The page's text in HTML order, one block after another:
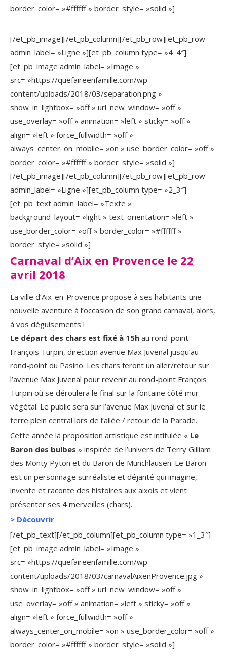
border_color= »#ffffff » border_style= »solid »]
[/et_pb_image][/et_pb_column][/et_pb_row][et_pb_row
admin_label= »Ligne »][et_pb_column type= »4_4″]
[et_pb_image admin_label= »Image »
src= »https://quefaireenfamille.com/wp-
content/uploads/2018/03/separation.png »
show_in_lightbox= »off » url_new_window= »off »
use_overlay= »off » animation= »left » sticky= »off »
align= »left » force_fullwidth= »off »
always_center_on_mobile= »on » use_border_color= »off »
border_color= »#ffffff » border_style= »solid »]
[/et_pb_image][/et_pb_column][/et_pb_row][et_pb_row
admin_label= »Ligne »][et_pb_column type= »2_3″]
[et_pb_text admin_label= »Texte »
background_layout= »light » text_orientation= »left »
use_border_color= »off » border_color= »#ffffff »
border_style= »solid »]
Carnaval d’Aix en Provence le 22
avril 2018
La ville d’Aix-en-Provence propose à ses habitants une
nouvelle aventure à l’occasion de son grand carnaval, alors,
à vos déguisements !
Le départ des chars est fixé à 15h au rond-point
François Turpin, direction avenue Max Juvenal jusqu’au
rond-point du Pasino. Les chars feront un aller/retour sur
l’avenue Max Juvenal pour revenir au rond-point François
Turpin où se déroulera le final sur la fontaine côté mur
végétal. Le public sera sur l’avenue Max Juvenal et sur le
terre plein central lors de l’allée / retour de la Parade.
Cette année la proposition artistique est intitulée « Le
Baron des bulbes » inspirée de l’univers de Terry Gilliam
des Monty Pyton et du Baron de Münchlausen. Le Baron
est un personnage surréaliste et déjanté qui imagine,
invente et raconte des histoires aux aixois et vient
présenter ses 4 merveilles (chars).
> Découvrir
[/et_pb_text][/et_pb_column][et_pb_column type= »1_3″]
[et_pb_image admin_label= »Image »
src= »https://quefaireenfamille.com/wp-
content/uploads/2018/03/carnavalAixenProvence.jpg »
show_in_lightbox= »off » url_new_window= »off »
use_overlay= »off » animation= »left » sticky= »off »
align= »left » force_fullwidth= »off »
always_center_on_mobile= »on » use_border_color= »off »
border_color= »#ffffff » border_style= »solid »]